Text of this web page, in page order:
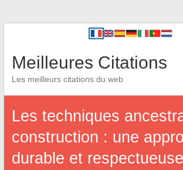
Meilleures Citations
Les meilleurs citations du web
Les techniques
construction : une
durable et